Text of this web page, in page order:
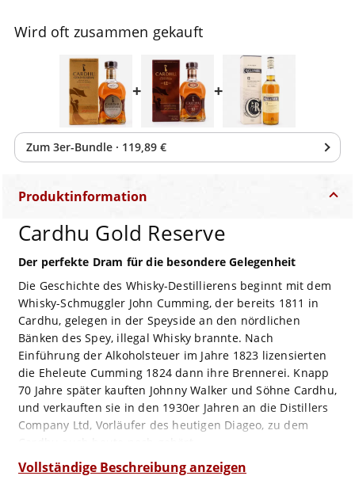
Wird oft zusammen gekauft
+ +
Zum 3er-Bundle · 119,89 €
Produktinformation
Cardhu Gold Reserve
Der perfekte Dram für die besondere Gelegenheit
Die Geschichte des Whisky-Destillierens beginnt mit dem
Whisky-Schmuggler John Cumming, der bereits 1811 in
Cardhu, gelegen in der Speyside an den nördlichen
Bänken des Spey, illegal Whisky brannte. Nach
Einführung der Alkoholsteuer im Jahre 1823 lizensierten
die Eheleute Cumming 1824 dann ihre Brennerei. Knapp
70 Jahre später kauften Johnny Walker und Söhne Cardhu,
und verkauften sie in den 1930er Jahren an die Distillers
Company Ltd, Vorläufer des heutigen Diageo, zu dem
Das Wasser bezieht die Destillerie von Mannoch Hill und
aus dem Lyne Burn, gebrannt wird in drei Wash Stills und
Vollständige Beschreibung anzeigen